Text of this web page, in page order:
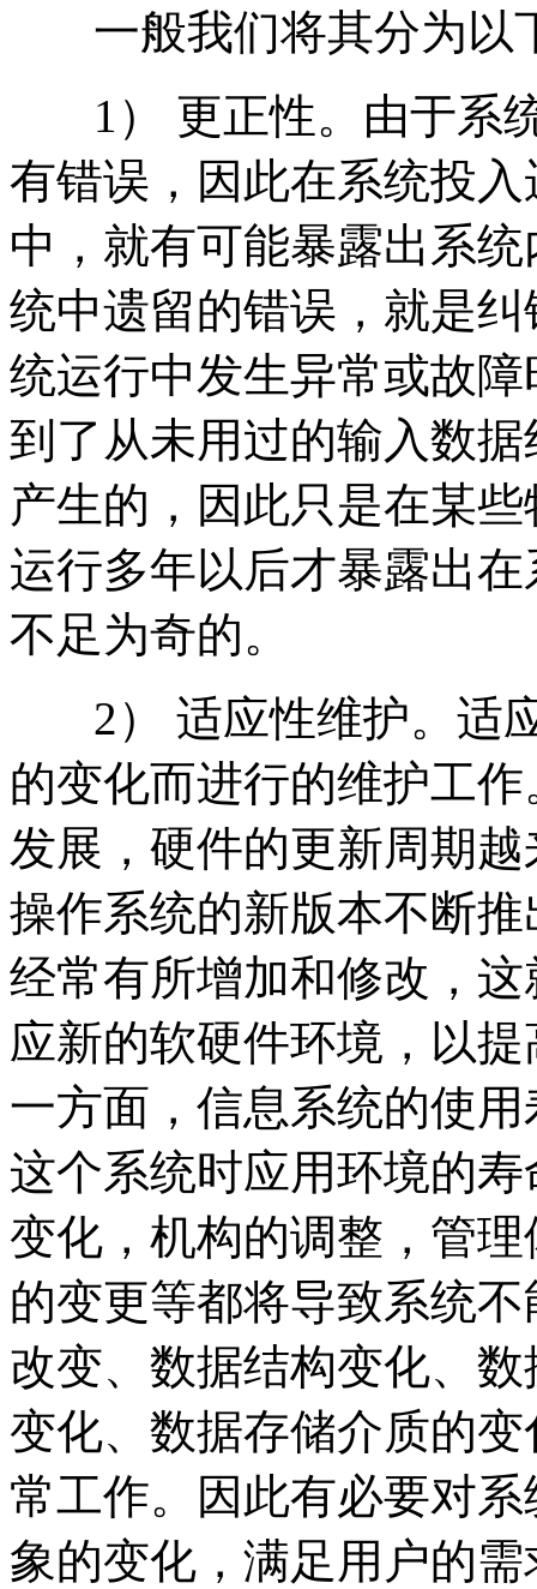
一般我们将其分为以
1） 更正性。由于系
有错误，因此在系统投
中，就有可能暴露出系
统中遗留的错误，就是
统运行中发生异常或故
到了从未用过的输入数
产生的，因此只是在某
运行多年以后才暴露出
不足为奇的。
2） 适应性维护。适
的变化而进行的维护工
发展，硬件的更新周期
操作系统的新版本不断
经常有所增加和修改，
应新的软硬件环境，以
一方面，信息系统的使
这个系统时应用环境的
变化，机构的调整，管
的变更等都将导致系统
改变、数据结构变化、
变化、数据存储介质的
常工作。因此有必要对
象的变化，满足用户的需